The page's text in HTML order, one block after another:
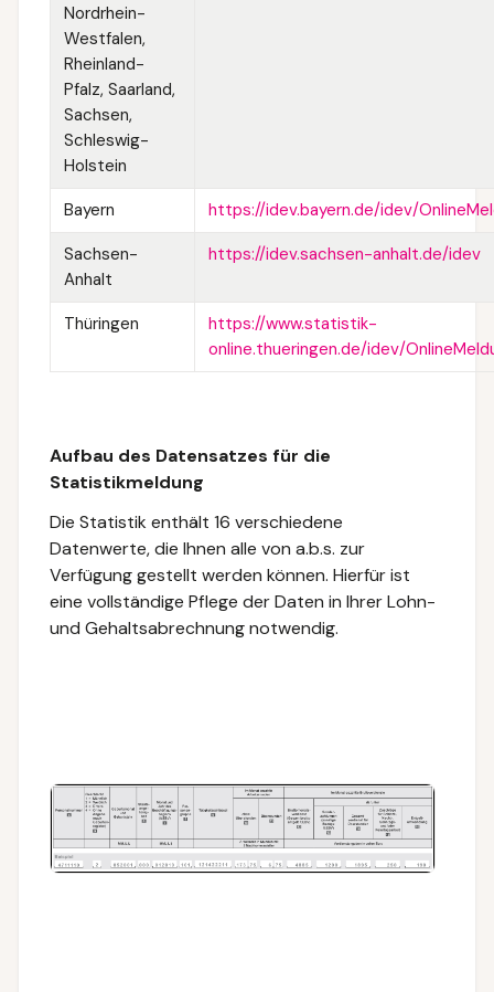
Nordrhein-
Westfalen,
Rheinland-
Pfalz, Saarland,
Sachsen,
Schleswig-
Holstein
Bayern
https://idev.bayern.de/idev/
Sachsen-
Anhalt
https://idev.sachsen-anhalt.de/idev
Thüringen
https://www.statistik-
online.thueringen.de/idev/
Aufbau des Datensatzes für die
Statistikmeldung
Die Statistik enthält 16 verschiedene
Datenwerte, die Ihnen alle von a.b.s. zur
Verfügung gestellt werden können. Hierfür ist
eine vollständige Pflege der Daten in Ihrer Lohn-
und Gehaltsabrechnung notwendig.